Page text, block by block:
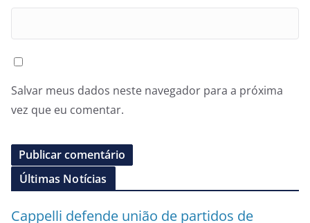
Salvar meus dados neste navegador para a próxima
vez que eu comentar.
Últimas Notícias
Cappelli defende união de partidos de